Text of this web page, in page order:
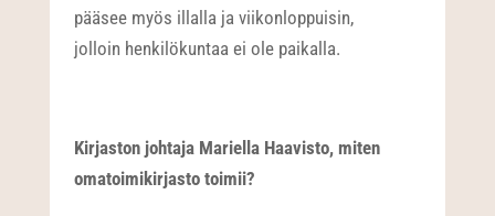
pääsee myös illalla ja viikonloppuisin,
jolloin henkilökuntaa ei ole paikalla.
Kirjaston johtaja Mariella Haavisto, miten
omatoimikirjasto toimii?